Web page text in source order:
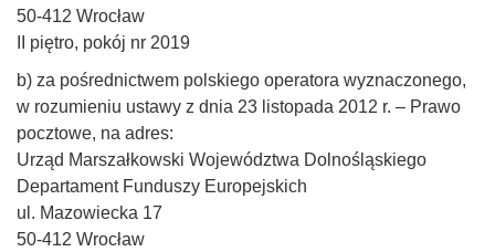
50-412 Wrocław
II piętro, pokój nr 2019
b) za pośrednictwem polskiego operatora wyznaczonego,
w rozumieniu ustawy z dnia 23 listopada 2012 r. – Prawo
pocztowe, na adres:
Urząd Marszałkowski Województwa Dolnośląskiego
Departament Funduszy Europejskich
ul. Mazowiecka 17
50-412 Wrocław